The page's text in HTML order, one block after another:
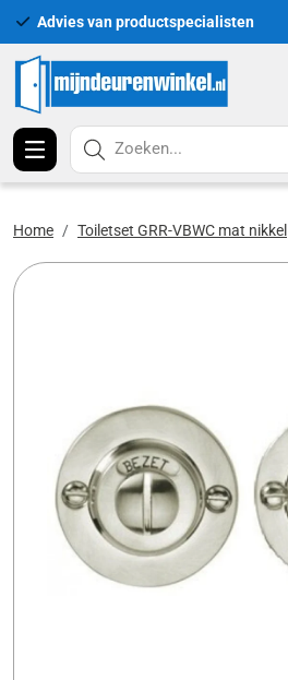
Advies van productspecialisten
Zoeken...
Home Toiletset GRR-VBWC mat nikkel